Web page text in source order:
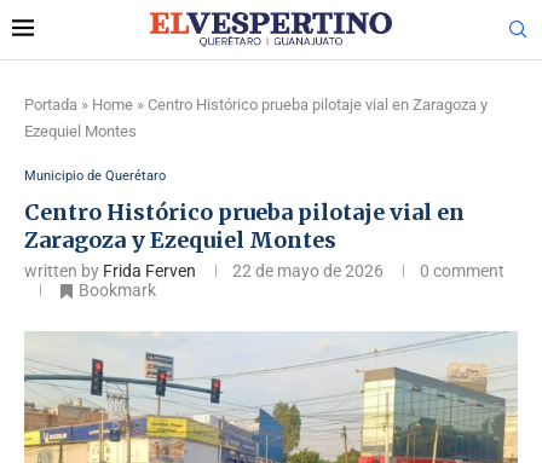
Portada » Home » Centro Histórico prueba pilotaje vial en Zaragoza y
Ezequiel Montes
Municipio de Querétaro
Centro Histórico prueba pilotaje vial en
Zaragoza y Ezequiel Montes
written by Frida Ferven 22 de mayo de 2026
0 comment
Bookmark